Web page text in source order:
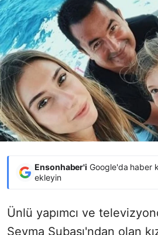
Ensonhaber'i Google'da haber
ekleyin
Ünlü yapımcı ve
Şeyma Subaşı'ndan olan